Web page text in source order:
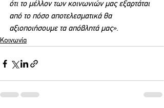
ότι το μέλλον των κοινωνιών μας εξαρτάται
από το πόσο αποτελεσματικά θα
αξιοποιήσουμε τα απόβλητά μας».
Κοινωνία